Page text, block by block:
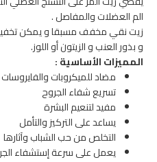
الم العضلات والمفاصل .
زيت نقي مخفف مسبقا و يمكن
و بذور العنب و الزيتون أو اللوز.
المميزات الأساسية :
مضاد للميكروبات والفايروسات
تسريع شفاء الجروح
مفيد لتنعيم البشرة
يساعد على التركيز والتأمل
التخلص من حب الشباب وآثارها
يعمل على سرعة إستشفاء